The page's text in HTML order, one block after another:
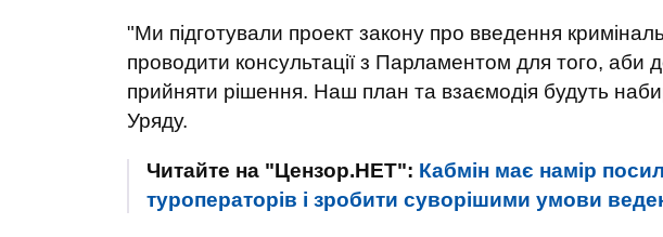
"Ми підготували проект закону про введення
проводити консультації з Парламентом для того, аби
прийняти рішення. Наш план та взаємодія будуть
Уряду.
Читайте на "Цензор.НЕТ": Кабмін має намір
туроператорів і зробити суворішими умови